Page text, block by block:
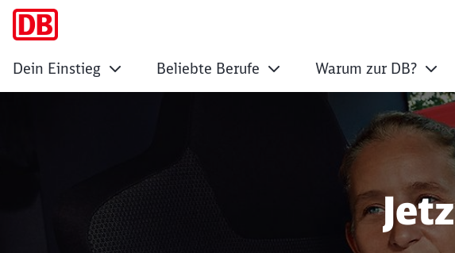
Sichere dir einen Job
Dein Einstieg Beliebte Berufe Warum zur DB?